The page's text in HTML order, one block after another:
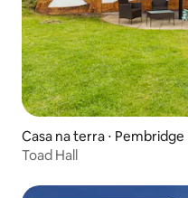
Casa na terra ⋅ Pembridge
Toad Hall